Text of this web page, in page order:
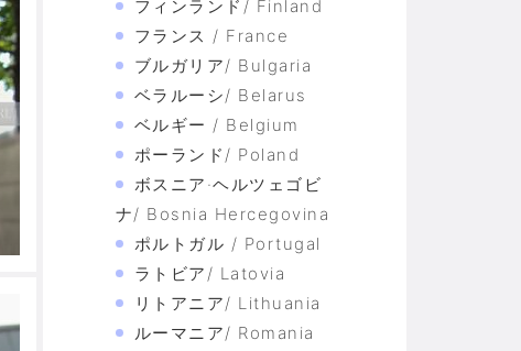
フィンランド/ Finland
フランス / France
ブルガリア/ Bulgaria
ベラルーシ/ Belarus
ベルギー / Belgium
ポーランド/ Poland
ボスニア·ヘルツェゴビ
ナ/ Bosnia Hercegovina
ポルトガル / Portugal
ラトビア/ Latovia
リトアニア/ Lithuania
ルーマニア/ Romania